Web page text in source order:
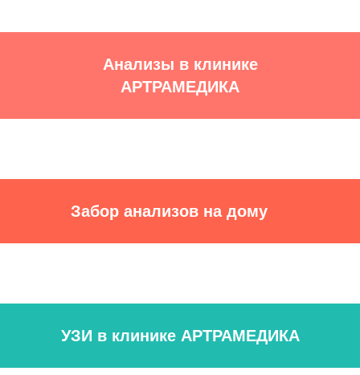
Анализы в клинике
АРТРАМЕДИКА
Забор анализов на дому
УЗИ в клинике АРТРАМЕДИКА